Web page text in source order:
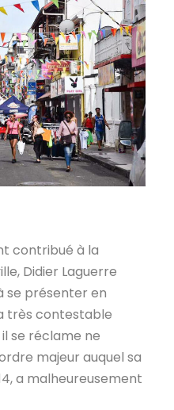
contribué à la
Didier Laguerre
se présenter en
très contestable
se réclame ne
majeur auquel sa
a malheureusement